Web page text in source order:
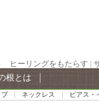
ヒーリングをもたらす |
根とは
ネックレス ピアス・